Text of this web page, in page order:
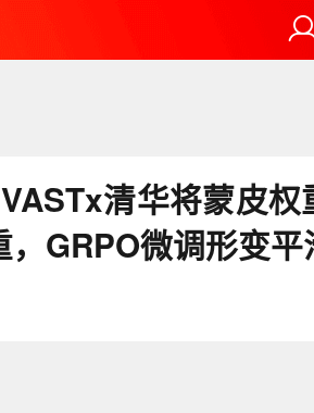
清华将蒙皮权
GRPO微调形变平